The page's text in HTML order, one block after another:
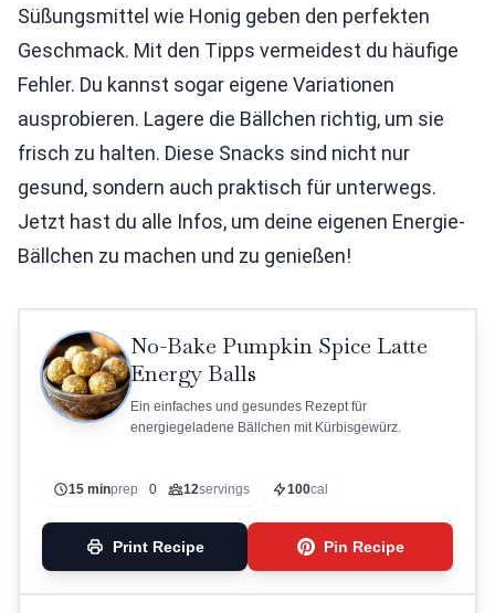
Süßungsmittel wie Honig geben den perfekten
Geschmack. Mit den Tipps vermeidest du häufige
Fehler. Du kannst sogar eigene Variationen
ausprobieren. Lagere die Bällchen richtig, um sie
frisch zu halten. Diese Snacks sind nicht nur
gesund, sondern auch praktisch für unterwegs.
Jetzt hast du alle Infos, um deine eigenen Energie-
Bällchen zu machen und zu genießen!
No-Bake Pumpkin Spice Latte
Energy Balls
Ein einfaches und gesundes Rezept für
energiegeladene Bällchen mit Kürbisgewürz.
15 minprep 0 12servings 100cal
Print Recipe Pin Recipe